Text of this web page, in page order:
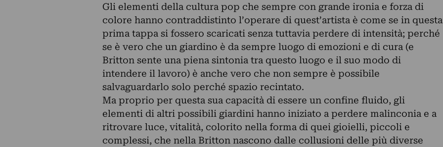
Gli elementi della cultura pop che sempre con grande ironia e forza di
colore hanno contraddistinto l’operare di quest’artista è come se in questa
prima tappa si fossero scaricati senza tuttavia perdere di intensità; perché
se è vero che un giardino è da sempre luogo di emozioni e di cura (e
Britton sente una piena sintonia tra questo luogo e il suo modo di
intendere il lavoro) è anche vero che non sempre è possibile
salvaguardarlo solo perché spazio recintato.
Ma proprio per questa sua capacità di essere un confine fluido, gli
elementi di altri possibili giardini hanno iniziato a perdere malinconia e a
ritrovare luce, vitalità, colorito nella forma di quei gioielli, piccoli e
complessi, che nella Britton nascono dalle collusioni delle più diverse